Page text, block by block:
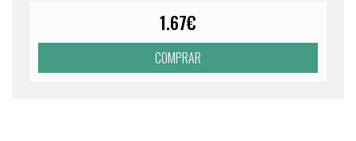
1.67€
COMPRAR